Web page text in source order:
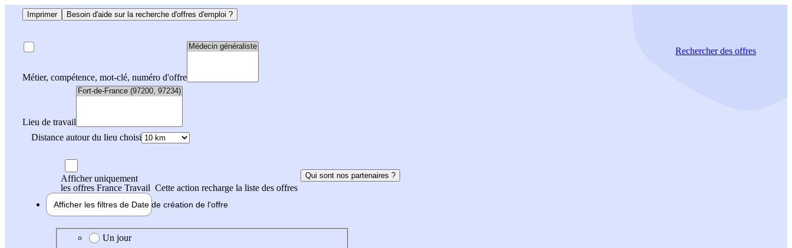
Imprimer Besoin d'aide sur la recherche d'offres d'emploi ?
Métier, compétence, mot-clé, numéro d'offre
Lieu de travail
Distance autour du lieu choisi
Rechercherdes offres
Afficher uniquement
les offres France Travail Cette action recharge la liste des offres
Qui sont nos partenaires ?
Afficher les filtres de Date de création de l'offre
Date de création de l'offre
Un jour